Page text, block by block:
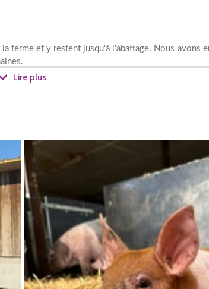
ferme et y restent jusqu'à l'abattage. Nous avons
d'obtenir une meilleure qualité de viande.
une couleur différentes par rapport à leurs frères
Lire plus